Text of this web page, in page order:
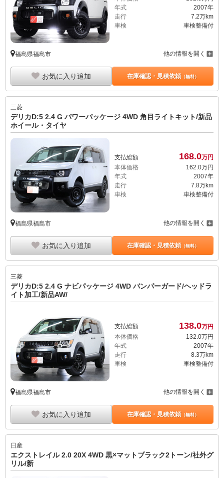
年式
2007年
走行
7.2万km
車検
車検整備付
福島県福島市 他の情報を開く
お気に入り追加 在庫確認・見積依頼（無料）
三菱
デリカD:5 2.4 G パワーパッケージ 4WD 角目ライトキット/新品
ホイール・タイヤ
支払総額 168.0万円
本体価格
162.0万円
年式
2007年
走行
7.8万km
車検
車検整備付
福島県福島市 他の情報を開く
お気に入り追加 在庫確認・見積依頼（無料）
三菱
デリカD:5 2.4 G ナビパッケージ 4WD バンパーガード/ヘッドラ
イト加工/新品AW/
支払総額 138.0万円
本体価格
132. 0万円
年式
2007年
走行
8.3万km
車検
車検整備付
福島県福島市 他の情報を開く
お気に入り追加 在庫確認・見積依頼（無料）
日産
エクストレイル 2.0 20X 4WD 黒×マットブラック2トーン/社外グ
リル/新